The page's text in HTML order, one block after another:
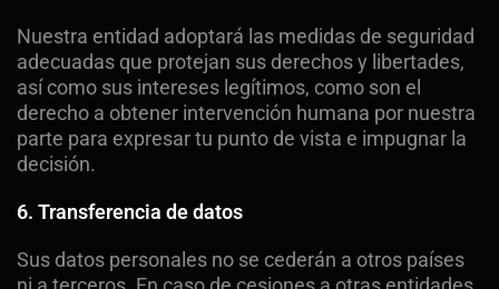
Nuestra entidad adoptará las medidas de seguridad
adecuadas que protejan sus derechos y libertades,
así como sus intereses legítimos, como son el
derecho a obtener intervención humana por nuestra
parte para expresar tu punto de vista e impugnar la
decisión.
6. Transferencia de datos
Sus datos personales no se cederán a otros países